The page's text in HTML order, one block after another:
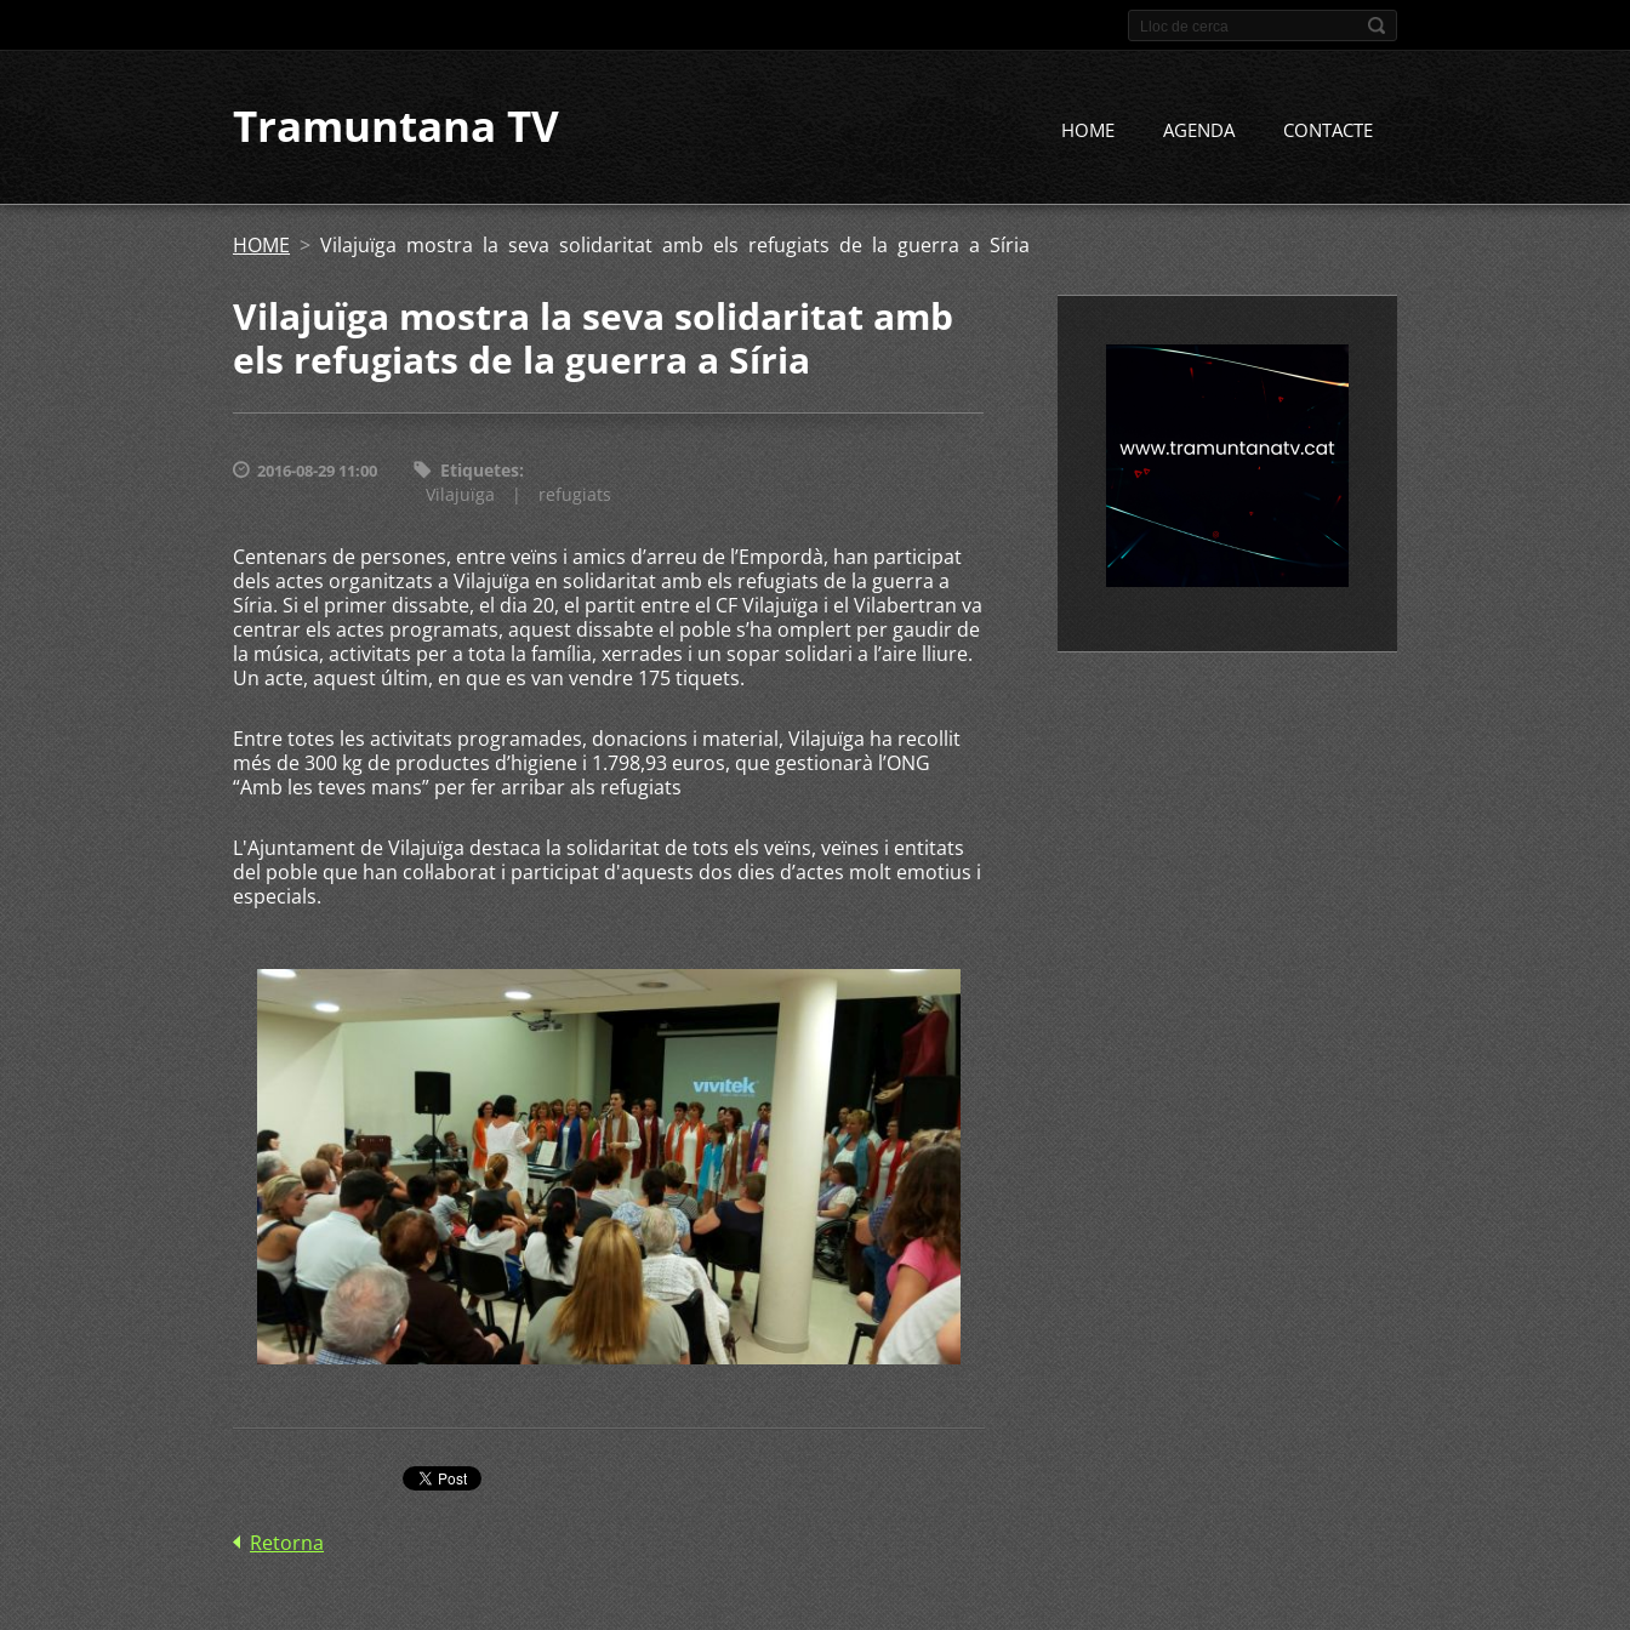
Tramuntana TV HOME AGENDA CONTACTE
HOME > Vilajuïga mostra la seva solidaritat amb els refugiats de la guerra a Síria
Vilajuïga mostra la seva solidaritat amb
els refugiats de la guerra a Síria
2016-08-29 11:00 Etiquetes:
Vilajuïga
| refugiats
Centenars de persones, entre veïns i amics d’arreu de l’Empordà, han participat
dels actes organitzats a Vilajuïga en solidaritat amb els refugiats de la guerra a
Síria. Si el primer dissabte, el dia 20, el partit entre el CF Vilajuïga i el Vilabertran va
centrar els actes programats, aquest dissabte el poble s’ha omplert per gaudir de
la música, activitats per a tota la família, xerrades i un sopar solidari a l’aire lliure.
Un acte, aquest últim, en que es van vendre 175 tiquets.
Entre totes les activitats programades, donacions i material, Vilajuïga ha recollit
més de 300 kg de productes d’higiene i 1.798,93 euros, que gestionarà l’ONG
“Amb les teves mans” per fer arribar als refugiats
L'Ajuntament de Vilajuïga destaca la solidaritat de tots els veïns, veïnes i entitats
del poble que han col·laborat i participat d'aquests dos dies d’actes molt emotius i
especials.
Retorna